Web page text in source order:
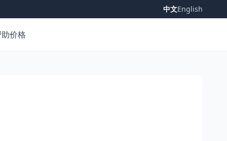
中文English
价格